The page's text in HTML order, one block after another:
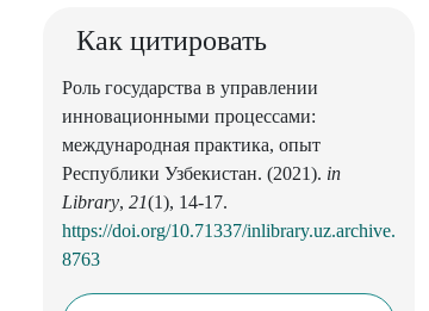
Как цитировать
Роль государства в управлении
инновационными процессами:
международная практика, опыт
Республики Узбекистан. (2021). in
Library, 21(1), 14-17.
https://doi.org/10.71337/inlibrary.uz.archive.
8763